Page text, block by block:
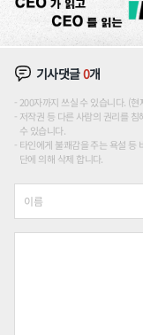
기사댓글0개
200자까지 쓰실 수 있습니다. (
저작권 등 다른 사람의 권리를
수 있습니다.
타인에게 불쾌감을 주는 욕설 등
단에 의해 삭제 합니다.